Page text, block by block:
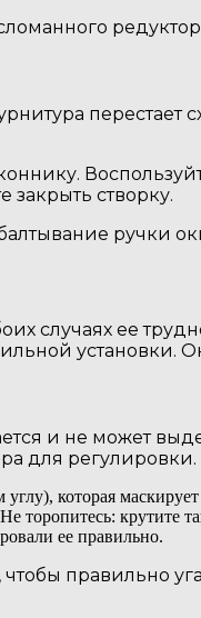
закрыть створку.
случаях ее
установки.
и не может
для
которая
торопитесь: крутите
ее правильно.
правильно